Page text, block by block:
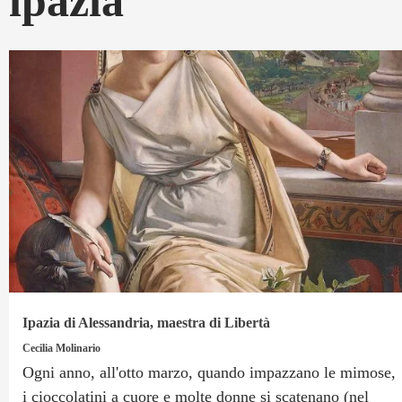
Ipazia di Alessandria, maestra di Libertà
Cecilia Molinario
Ogni anno, all'otto marzo, quando impazzano le mimose,
i cioccolatini a cuore e molte donne si scatenano (nel